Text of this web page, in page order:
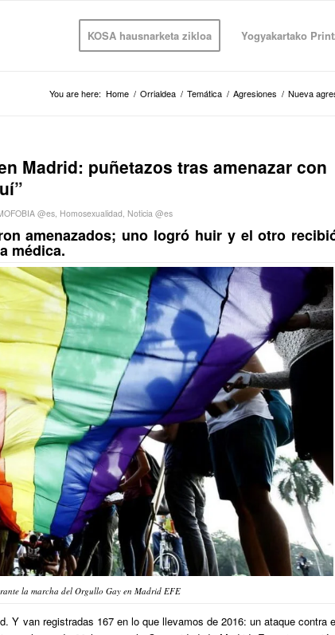
KOSA hausnarketa zikloa Yogyakartako
You are here: Home / Orrialdea / Temática / Agresiones / Nueva
Madrid: puñetazos tras amenazar con
@es, Homosexualidad, Noticia @es
amenazados; uno logró huir y el otro
médica.
la marcha del Orgullo Gay en Madrid EFE
Y van registradas 167 en lo que llevamos de 2016: un ataque contra